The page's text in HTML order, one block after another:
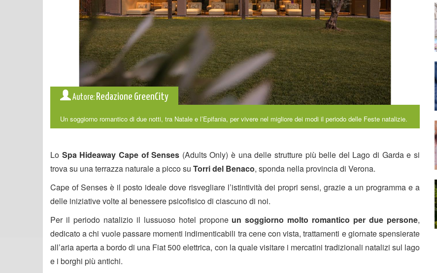
Autore: Redazione GreenCity
Un soggiorno romantico di due notti, tra Natale e l’Epifania, per vivere nel migliore dei modi il periodo delle Feste natalizie.
Lo Spa Hideaway Cape of Senses (Adults Only) è una delle strutture più belle del Lago di Garda e si
trova su una terrazza naturale a picco su Torri del Benaco, sponda nella provincia di Verona.
Cape of Senses è il posto ideale dove risvegliare l’istintività dei propri sensi, grazie a un programma e a
delle iniziative volte al benessere psicofisico di ciascuno di noi.
Per il periodo natalizio il lussuoso hotel propone un soggiorno molto romantico per due persone,
dedicato a chi vuole passare momenti indimenticabili tra cene con vista, trattamenti e giornate spensierate
all’aria aperta a bordo di una Fiat 500 elettrica, con la quale visitare i mercatini tradizionali natalizi sul lago
e i borghi più antichi.